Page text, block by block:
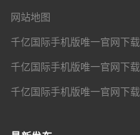
网站地图
千亿国际手机版唯一官网下
千亿国际手机版唯一官网下
千亿国际手机版唯一官网下